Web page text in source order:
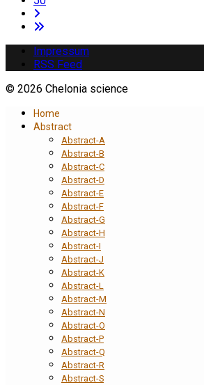
Impressum
RSS Feed
© 2026 Chelonia science
Home
Abstract
Abstract-A
Abstract-B
Abstract-C
Abstract-D
Abstract-E
Abstract-F
Abstract-G
Abstract-H
Abstract-I
Abstract-J
Abstract-K
Abstract-L
Abstract-M
Abstract-N
Abstract-O
Abstract-P
Abstract-Q
Abstract-R
Abstract-S